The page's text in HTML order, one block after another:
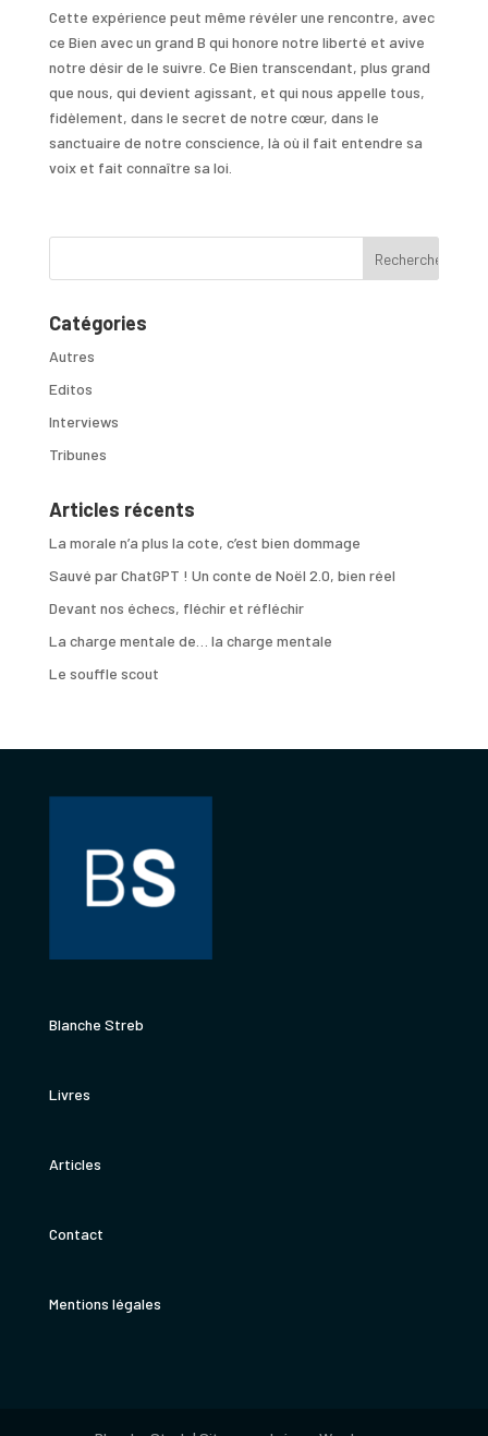
Cette expérience peut même révéler une rencontre, avec
ce Bien avec un grand B qui honore notre liberté et avive
notre désir de le suivre. Ce Bien transcendant, plus grand
que nous, qui devient agissant, et qui nous appelle tous,
fidèlement, dans le secret de notre cœur, dans le
sanctuaire de notre conscience, là où il fait entendre sa
voix et fait connaître sa loi.
Catégories
Autres
Editos
Interviews
Tribunes
Articles récents
La morale n’a plus la cote, c’est bien dommage
Sauvé par ChatGPT ! Un conte de Noël 2.0, bien réel
Devant nos échecs, fléchir et réfléchir
La charge mentale de… la charge mentale
Le souffle scout
Blanche Streb
Livres
Articles
Contact
Mentions légales